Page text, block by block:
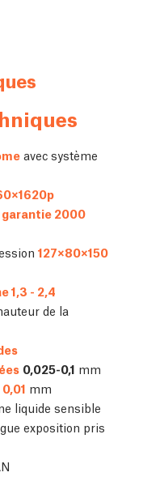
avec système
garantie 2000
127×80×150
1,3 - 2,4
de la
0,025-0,1 mm
mm
liquide sensible
exposition pris